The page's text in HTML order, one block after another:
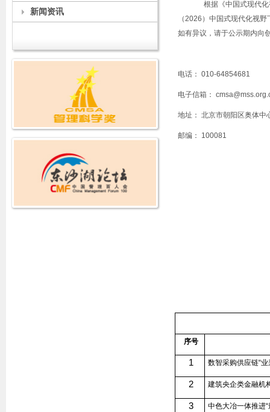
新闻资讯
根据《中国式现代
（2026 ）中国式现代化视
如有异议，请于公示期内向
电话： 010-64854681
电子信箱：
地址： 北京市朝阳区奥体中
邮编： 100081
序号
1 数智采购供应链“
2 建筑央企类金融机
3 中色大冶一体推进